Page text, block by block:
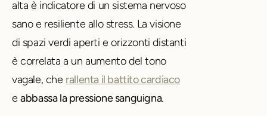
alta è indicatore di un sistema nervoso
sano e resiliente allo stress. La visione
di spazi verdi aperti e orizzonti distanti
è correlata a un aumento del tono
vagale, che rallenta il battito cardiaco
eabbassa la pressione sanguigna.